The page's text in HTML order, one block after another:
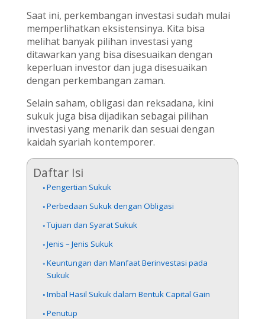
Saat ini, perkembangan investasi sudah mulai
memperlihatkan eksistensinya. Kita bisa
melihat banyak pilihan investasi yang
ditawarkan yang bisa disesuaikan dengan
keperluan investor dan juga disesuaikan
dengan perkembangan zaman.
Selain saham, obligasi dan reksadana, kini
sukuk juga bisa dijadikan sebagai pilihan
investasi yang menarik dan sesuai dengan
kaidah syariah kontemporer.
Daftar Isi
Pengertian Sukuk
Perbedaan Sukuk dengan Obligasi
Tujuan dan Syarat Sukuk
Jenis – Jenis Sukuk
Keuntungan dan Manfaat Berinvestasi pada
Sukuk
Imbal Hasil Sukuk dalam Bentuk Capital Gain
Penutup